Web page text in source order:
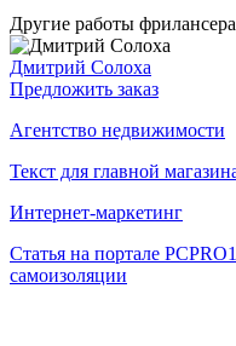
Другие работы фрилансера
Дмитрий Солоха
Предложить заказ
Агентство недвижимости
Текст для главной
Интернет-маркетинг
Статья на портале
самоизоляции